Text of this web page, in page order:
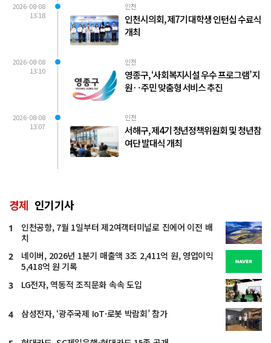
2026-08-08
13:18
인천
인천시의회, 제7기 대학생 인턴십 수료식
개최
2026-08-08
13:10
인천
영종구, ‘사회복지시설 우수 프로그램’ 지
원‥주민 맞춤형 서비스 추진
2026-08-08
13:07
인천
서해구, 제4기 청년정책위원회 및 청년참
여단 발대식 개최
경제 인기기사
1
인천공항, 7월 1일부터 제2여객터미널로 진에어 이전 배
치
2
네이버, 2026년 1분기 매출액 3조 2,411억 원, 영업이익
5,418억 원 기록
3 LG전자, 역동적 조직문화 속속 도입
4 삼성전자, ‘광주국제 IoT·로봇 박람회’ 참가